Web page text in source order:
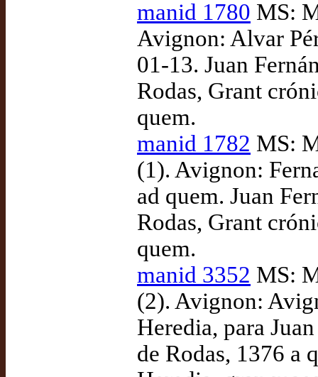
manid 1780 MS:
Avignon: Alvar
01-13. Juan
Rodas, Grant
quem.
manid 1782 MS:
(1). Avignon:
ad quem. Juan
Rodas, Grant
quem.
manid 3352 MS:
(2). Avignon:
Heredia, para
de Rodas, 1376 a